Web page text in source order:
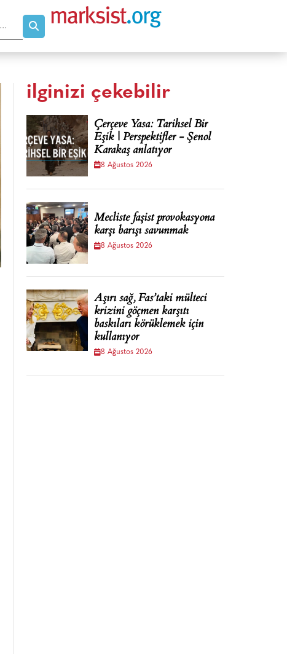
ilginizi çekebilir
Çerçeve Yasa: Tarihsel Bir
Eşik | Perspektifler - Şenol
Karakaş anlatıyor
8 Ağustos 2026
Mecliste faşist provokasyona
karşı barışı savunmak
8 Ağustos 2026
Aşırı sağ, Fas’taki mülteci
krizini göçmen karşıtı
baskıları körüklemek için
kullanıyor
8 Ağustos 2026